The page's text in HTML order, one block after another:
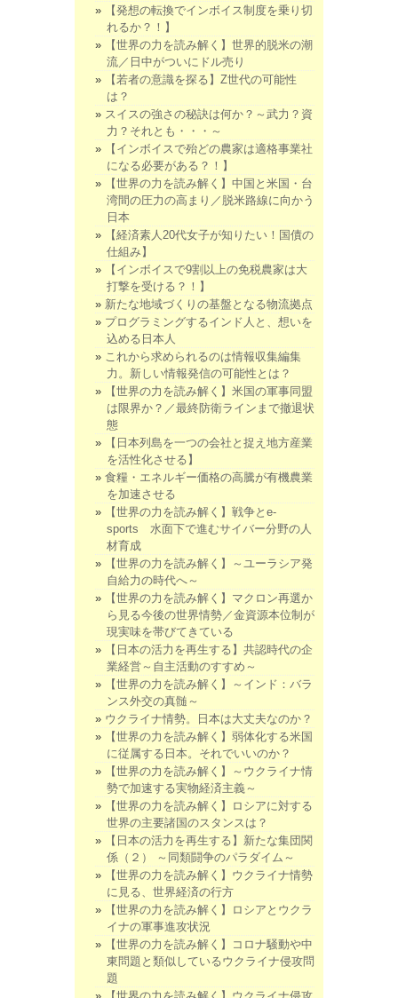
【発想の転換でインボイス制度を乗り切
れるか？！】
【世界の力を読み解く】世界的脱米の潮
流／日中がついにドル売り
【若者の意識を探る】Z世代の可能性
は？
スイスの強さの秘訣は何か？～武力？資
力？それとも・・・～
【インボイスで殆どの農家は適格事業社
になる必要がある？！】
【世界の力を読み解く】中国と米国・台
湾間の圧力の高まり／脱米路線に向かう
日本
【経済素人20代女子が知りたい！国債の
仕組み】
【インボイスで9割以上の免税農家は大
打撃を受ける？！】
新たな地域づくりの基盤となる物流拠点
プログラミングするインド人と、想いを
込める日本人
これから求められるのは情報収集編集
力。新しい情報発信の可能性とは？
【世界の力を読み解く】米国の軍事同盟
は限界か？／最終防衛ラインまで撤退状
態
【日本列島を一つの会社と捉え地方産業
を活性化させる】
食糧・エネルギー価格の高騰が有機農業
を加速させる
【世界の力を読み解く】戦争とe-
sports 水面下で進むサイバー分野の人
材育成
【世界の力を読み解く】～ユーラシア発
自給力の時代へ～
【世界の力を読み解く】マクロン再選か
ら見る今後の世界情勢／金資源本位制が
現実味を帯びてきている
【日本の活力を再生する】共認時代の企
業経営～自主活動のすすめ～
【世界の力を読み解く】～インド：バラ
ンス外交の真髄～
ウクライナ情勢。日本は大丈夫なのか？
【世界の力を読み解く】弱体化する米国
に従属する日本。それでいいのか？
【世界の力を読み解く】～ウクライナ情
勢で加速する実物経済主義～
【世界の力を読み解く】ロシアに対する
世界の主要諸国のスタンスは？
【日本の活力を再生する】新たな集団関
係（２） ～同類闘争のパラダイム～
【世界の力を読み解く】ウクライナ情勢
に見る、世界経済の行方
【世界の力を読み解く】ロシアとウクラ
イナの軍事進攻状況
【世界の力を読み解く】コロナ騒動や中
東問題と類似しているウクライナ侵攻問
題